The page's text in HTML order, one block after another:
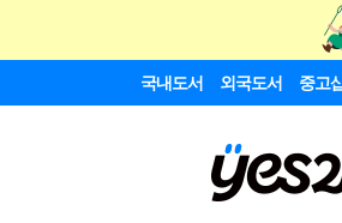
국내도서 외국도서 중고